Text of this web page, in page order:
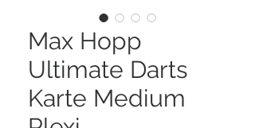
Max Hopp
Ultimate Darts
Karte Medium